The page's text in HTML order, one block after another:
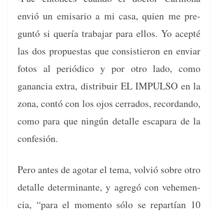
envió un emis­ario a mi casa, quien me pre­
gun­tó si quería tra­ba­jar para ellos. Yo acep­té
las dos prop­ues­tas que con­sistieron en enviar
fotos al per­iódi­co y por otro lado, como
ganan­cia extra, dis­tribuir EL IMPULSO en la
zona, con­tó con los ojos cer­ra­dos, recor­dan­do,
como para que ningún detalle escapara de la
confesión.
Pero antes de ago­tar el tema, volvió sobre otro
detalle deter­mi­nante, y agregó con vehe­men­
cia, “para el momen­to sólo se repartían 10